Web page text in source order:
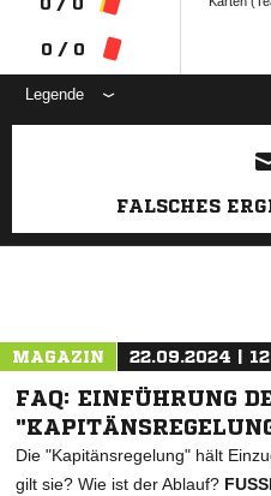
0 / 0
Legende
FALSCHES
MAGAZIN 22.09.2024 |
FAQ: EINFÜHRUNG
Die "Kapitänsregelung" hält
gilt sie? Wie ist der Ablauf?